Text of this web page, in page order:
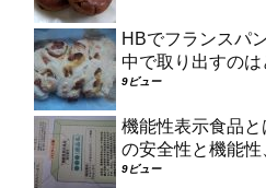
HBでフランスパ
中で取り出すのは
9ビュー
機能性表示食品
の安全性と機能
9ビュー